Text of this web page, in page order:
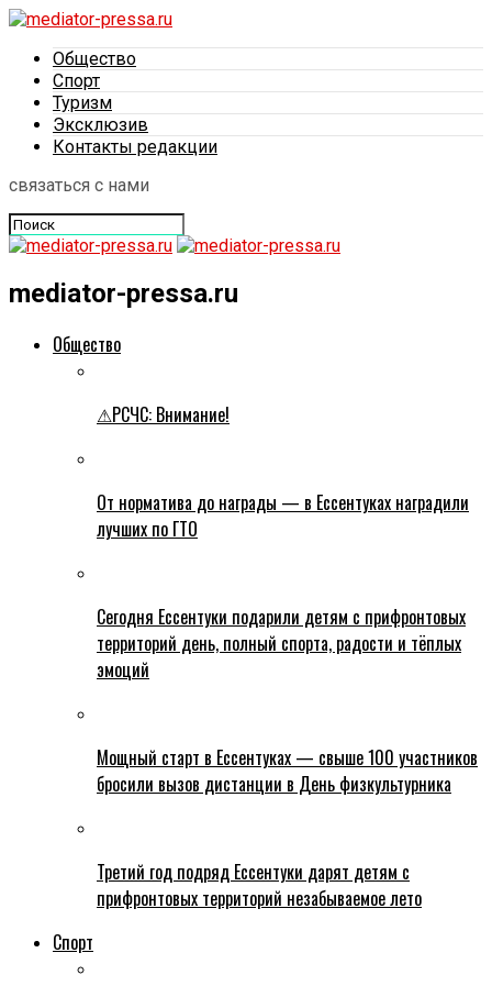
Общество
Спорт
Туризм
Эксклюзив
Контакты редакции
связаться с нами
mediator-pressa.ru
Общество
⚠РСЧС: Внимание!
От норматива до награды — в Ессентуках наградили
лучших по ГТО
Сегодня Ессентуки подарили детям с прифронтовых
территорий день, полный спорта, радости и тёплых
эмоций
Мощный старт в Ессентуках — свыше 100 участников
бросили вызов дистанции в День физкультурника
Третий год подряд Ессентуки дарят детям с
прифронтовых территорий незабываемое лето
Спорт